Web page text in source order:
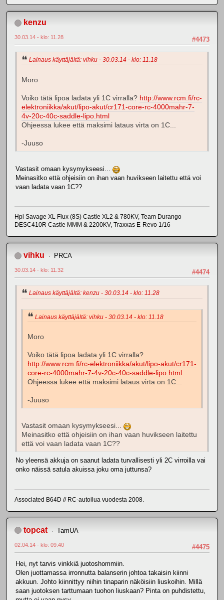
kenzu
#4473
30.03.14 - klo: 11.28
Lainaus käyttäjältä: vihku - 30.03.14 - klo: 11.18
Moro
Voiko tätä lipoa ladata yli 1C virralla? http://www.rcm.fi/rc-
elektroniikka/akut/lipo-akut/cr171-core-rc-4000mahr-7-
4v-20c-40c-saddle-lipo.html
Ohjeessa lukee että maksimi lataus virta on 1C...
-Juuso
Vastasit omaan kysymykseesi...
Meinasitko että ohjeisiin on ihan vaan huvikseen laitettu että voi
vaan ladata vaan 1C??
Hpi Savage XL Flux (8S) Castle XL2 & 780KV, Team Durango
DESC410R Castle MMM & 2200KV, Traxxas E-Revo 1/16
vihku PRCA
#4474
30.03.14 - klo: 11.32
Lainaus käyttäjältä: kenzu - 30.03.14 - klo: 11.28
Lainaus käyttäjältä: vihku - 30.03.14 - klo: 11.18
Moro
Voiko tätä lipoa ladata yli 1C virralla?
http://www.rcm.fi/rc-elektroniikka/akut/lipo-akut/cr171-
core-rc-4000mahr-7-4v-20c-40c-saddle-lipo.html
Ohjeessa lukee että maksimi lataus virta on 1C...
-Juuso
Vastasit omaan kysymykseesi...
Meinasitko että ohjeisiin on ihan vaan huvikseen laitettu
että voi vaan ladata vaan 1C??
No yleensä akkuja on saanut ladata turvallisesti yli 2C virroilla vai
onko näissä satula akuissa joku oma juttunsa?
Associated B64D // RC-autoilua vuodesta 2008.
topcat TamUA
#4475
02.04.14 - klo: 09.40
Hei, nyt tarvis vinkkiä juotoshommiin.
Olen juottamassa irronnutta balanserin johtoa takaisin kiinni
akkuun. Johto kiinnittyy niihin tinaparin näköisiin liuskoihin. Millä
saan juotoksen tarttumaan tuohon liuskaan? Pinta on puhdistettu,